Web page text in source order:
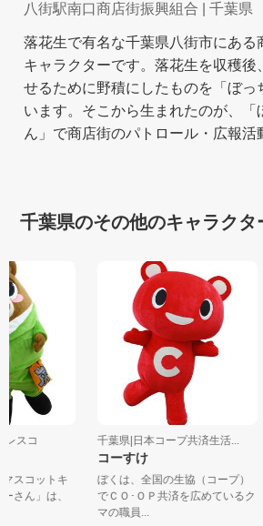
八街駅南口商店街振興組合 | 千葉県
落花生で有名な千葉県八街市にある
キャラクターです。落花生を収穫後
せるために野積にしたものを「ぼっ
います。そこから生まれたのが、「
ん」で商店街のパトロール・広報活
千葉県のその他のキャラクタ
レスコ
マスコットキ
ーさん」は、
千葉県|日本コープ共済生活...
コーすけ
ぼくは、全国の生協（コープ）
でＣＯ･ＯＰ共済を広めているク
マの職員...